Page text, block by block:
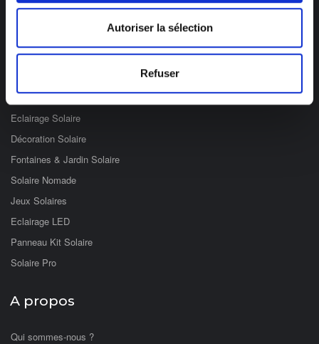
Autoriser la sélection
Refuser
03 89 59 05 50
Ouvert du lundi au vendredi
de 8h à 12h et de 14h à 17h
Eclairage Solaire
Décoration Solaire
Fontaines & Jardin Solaire
Solaire Nomade
Jeux Solaires
Eclairage LED
Panneau Kit Solaire
Solaire Pro
A propos
Qui sommes-nous ?